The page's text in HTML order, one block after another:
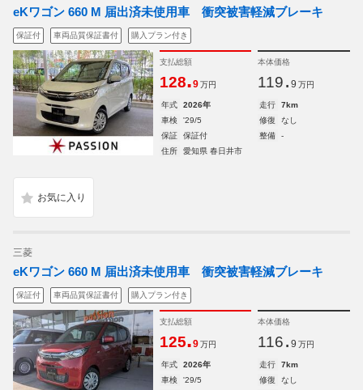
eKワゴン 660 M 届出済未使用車 衝突被害軽減ブレーキ
保証付 車両品質保証書付 購入プラン付き
支払総額
128.9 万円
本体価格
119. 9 万円
年式 2026年 走行
7km
車検
'29/5 修復
なし
保証
保証付 整備
-
住所
愛知県 春日井市
三菱
eKワゴン 660 M 届出済未使用車 衝突被害軽減ブレーキ
保証付 車両品質保証書付 購入プラン付き
支払総額
125.9 万円
本体価格
116. 9 万円
年式 2026年 走行
7km
車検
'29/5 修復
なし